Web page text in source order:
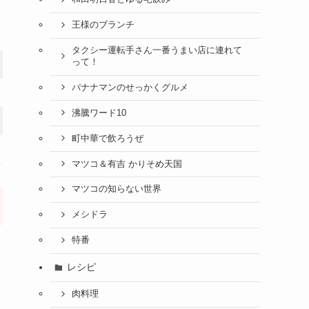
王様のブランチ
タクシー運転手さん一番うまい店に連れて
って！
バナナマンのせっかくグルメ
沸騰ワード10
町中華で飲ろうぜ
マツコ＆有吉 かりそめ天国
マツコの知らない世界
メシドラ
特番
レシピ
肉料理